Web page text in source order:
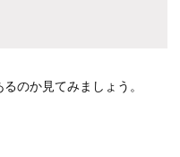
のか見てみましょう。